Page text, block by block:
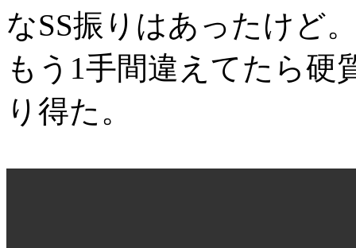
なSS振りはあったけど
もう1手間違えてたら硬
り得た。